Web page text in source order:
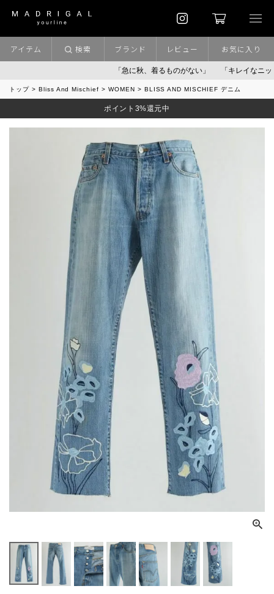
「急に秋、着るものがない」 「キレイなニット」
アイテム 検索 ブランド レビュー お気に入り
トップ Bliss And Mischief WOMEN BLISS AND MISCHIEF デニム
ポイント3%還元中